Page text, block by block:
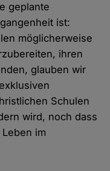
geplante
ist:
möglicherweise
ihren
glauben wir
Schulen
wird, noch dass
im